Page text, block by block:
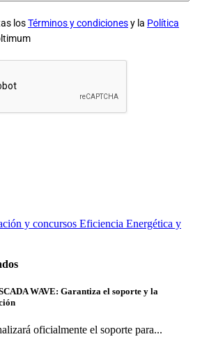
losTérminos y condicionesy la Política
y concursos Eficiencia Energética y
WAVE: Garantiza el soporte y la
oficialmente el soporte para...